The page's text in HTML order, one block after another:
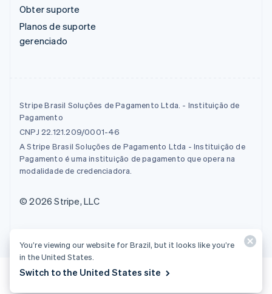
Obter suporte
Planos de suporte
gerenciado
Stripe Brasil Soluções de Pagamento Ltda. - Instituição de
Pagamento
CNPJ 22.121.209/0001-46
A Stripe Brasil Soluções de Pagamento Ltda - Instituição de
Pagamento é uma instituição de pagamento que opera na
modalidade de credenciadora.
© 2026 Stripe, LLC
You’re viewing our website for Brazil, but it looks like you’re
in the United States.
Switch to the United States site